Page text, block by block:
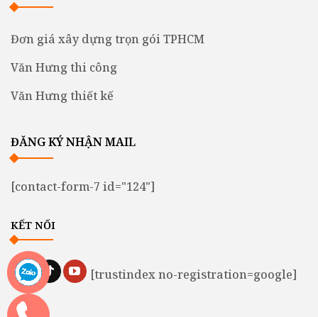
Đơn giá xây dựng trọn gói TPHCM
Văn Hưng thi công
Văn Hưng thiết kế
ĐĂNG KÝ NHẬN MAIL
[contact-form-7 id="124"]
KẾT NỐI
[trustindex no-registration=google]